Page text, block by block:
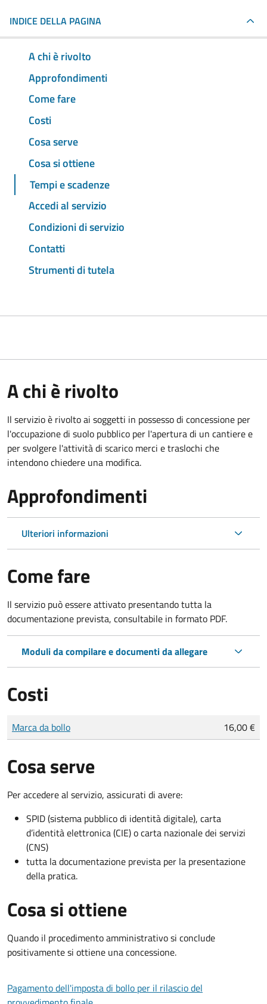
INDICE DELLA PAGINA
A chi è rivolto
Approfondimenti
Come fare
Costi
Cosa serve
Cosa si ottiene
Tempi e scadenze
Accedi al servizio
Condizioni di servizio
Contatti
Strumenti di tutela
A chi è rivolto
Il servizio è rivolto ai soggetti in possesso di concessione per
l'occupazione di suolo pubblico per l'apertura di un cantiere e
per svolgere l'attività di scarico merci e traslochi che
intendono chiedere una modifica.
Approfondimenti
Ulteriori informazioni
Come fare
Il servizio può essere attivato presentando tutta la
documentazione prevista, consultabile in formato PDF.
Moduli da compilare e documenti da allegare
Costi
Tipo di pagamento
Importo
Marca da bollo 16,00 €
Cosa serve
Per accedere al servizio, assicurati di avere:
SPID (sistema pubblico di identità digitale), carta
d’identità elettronica (CIE) o carta nazionale dei servizi
(CNS)
tutta la documentazione prevista per la presentazione
della pratica.
Cosa si ottiene
Quando il procedimento amministrativo si conclude
positivamente si ottiene una concessione.
Pagamento dell'imposta di bollo per il rilascio del